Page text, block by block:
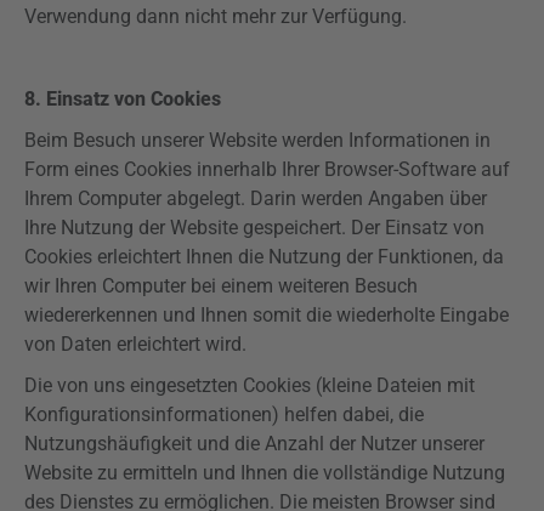
Verwendung dann nicht mehr zur Verfügung.
8. Einsatz von Cookies
Beim Besuch unserer Website werden Informationen in
Form eines Cookies innerhalb Ihrer Browser-Software auf
Ihrem Computer abgelegt. Darin werden Angaben über
Ihre Nutzung der Website gespeichert. Der Einsatz von
Cookies erleichtert Ihnen die Nutzung der Funktionen, da
wir Ihren Computer bei einem weiteren Besuch
wiedererkennen und Ihnen somit die wiederholte Eingabe
von Daten erleichtert wird.
Die von uns eingesetzten Cookies (kleine Dateien mit
Konfigurationsinformationen) helfen dabei, die
Nutzungshäufigkeit und die Anzahl der Nutzer unserer
Website zu ermitteln und Ihnen die vollständige Nutzung
des Dienstes zu ermöglichen. Die meisten Browser sind